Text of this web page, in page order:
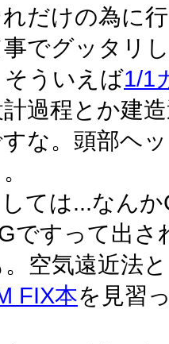
だけの為に
でグッタリ
ういえば1/1
過程とか建
な。頭部ヘ
ては...なん
ですって出
空気遠近法
FIX本を見習